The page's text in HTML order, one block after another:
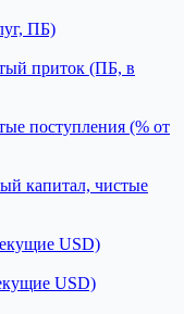
ПБ)
приток (ПБ, в
поступления (% от
капитал, чистые
USD)
USD)